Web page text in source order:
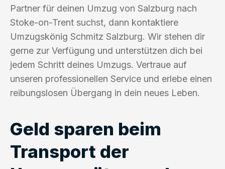
Partner für deinen Umzug von Salzburg nach
Stoke-on-Trent suchst, dann kontaktiere
Umzugskönig Schmitz Salzburg. Wir stehen dir
gerne zur Verfügung und unterstützen dich bei
jedem Schritt deines Umzugs. Vertraue auf
unseren professionellen Service und erlebe einen
reibungslosen Übergang in dein neues Leben.
Geld sparen beim
Transport der